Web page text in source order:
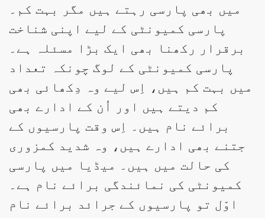
میں بھی پارسی رہتے ہیں مگر بہت کم۔
پارسی کمیونٹی کے لیے اپنی شناخت
برقرار رکھنا بھی ایک بڑا مسئلہ ہے۔
پارسی کمیونٹی کے لوگ چونکہ تعداد
میں بہت کم ہیں، اِس لیے وہ دِکھائی بھی
کم دیتے ہیں اور اُن کے ادارے بھی
برائے نام ہیں۔ اِس وقت پارسیوں کے
جتنے بھی ادارے ہیں، وہ شدید کمزوری
کی حالت میں ہیں۔ میڈیا میں پارسی
کمیونٹی کی نمائندگی برائے نام ہے۔
اوّل تو پارسیوں کے جرائد برائے نام